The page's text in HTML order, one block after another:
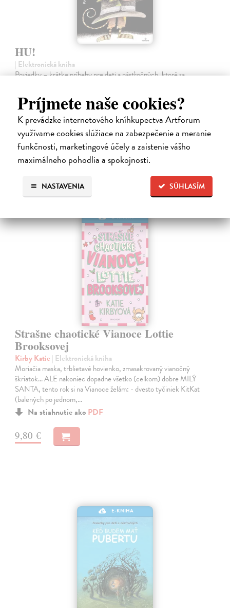
Príjmete naše cookies?
K prevádzke internetového kníhkupectva Artforum
využívame cookies slúžiace na zabezpečenie a meranie
funkčnosti, marketingové účely a zaistenie vášho
maximálneho pohodlia a spokojnosti.
SÚHLASÍM
NASTAVENIA
HU!
| Elektronická kniha
Poviedky – krátke príbehy pre deti a násťročných, ktoré sa
Zobrazujú svet plný fantázie, humoru, snov, túžby po šťastí i
problémy, ktoré…
Na stiahnutie akoPDF
3,20 €
E-KNIHA
Strašne chaotické Vianoce Lottie
Brooksovej
Kirby Katie | Elektronická kniha
Moriačia maska, trblietavé hovienko, zmasakrovaný vianočný
škriatok... ALE nakoniec dopadne všetko (celkom) dobre MILÝ
SANTA, tento rok si na Vianoce želám: - dvesto tyčiniek KitKat
(balených po jednom,…
Na stiahnutie ako PDF
9,80 €
E-KNIHA